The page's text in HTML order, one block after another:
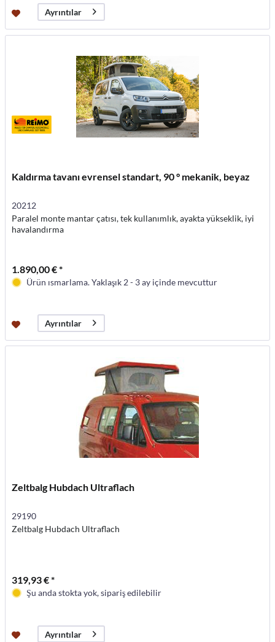
Ayrıntılar
Kaldırma tavanı evrensel standart, 90 ° mekanik, beyaz
20212
Paralel monte mantar çatısı, tek kullanımlık, ayakta yükseklik, iyi
havalandırma
1.890,00 € *
Ürün ısmarlama. Yaklaşık 2 - 3 ay içinde mevcuttur
Ayrıntılar
Zeltbalg Hubdach Ultraflach
29190
Zeltbalg Hubdach Ultraflach
319,93 € *
Şu anda stokta yok, sipariş edilebilir
Ayrıntılar